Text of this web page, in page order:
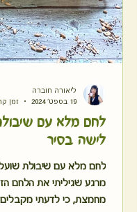
לחם מלא עם
לישה בסיר
לחם מלא עם שיבולת
מרגע שגיליתי את הלחם
מחמצת, כי לדעתי
ליאורה חוברה
19 בספט׳ 2024
זמן